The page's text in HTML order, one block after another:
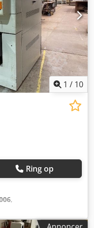
1 / 10
Ring op
,
MED 3 BÅND DMC
- BRUGT - 1 stålrulle -